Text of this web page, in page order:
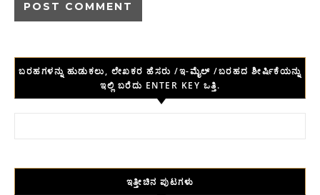
ಬರಹಗಳನ್ನು ಹುಡುಕಲು, ಲೇಖಕರ ಹೆಸರು /ಇ-ಮೈಲ್ /ಬರಹದ ಶೀರ್ಷಿಕೆಯನ್ನು
ಇಲ್ಲಿ ಬರೆದು ENTER KEY ಒತ್ತಿ.
ಇತ್ತೀಚಿನ ಪುಟಗಳು